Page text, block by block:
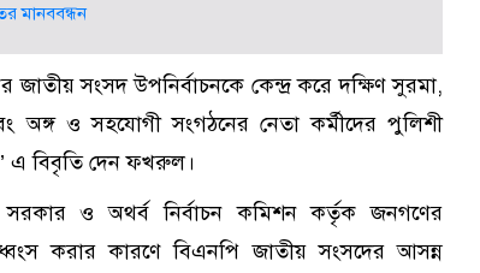
মানববন্ধন
সংসদ উপনির্বাচনকে কেন্দ্র করে দক্ষিণ সুরমা,
অঙ্গ ও সহযোগী সংগঠনের নেতা কর্মীদের পুলিশী
এ বিবৃতি দেন ফখরুল।
সরকার ও অথর্ব নির্বাচন কমিশন কর্তৃক জনগণের
ধ্বংস করার কারণে বিএনপি জাতীয় সংসদের আসন্ন